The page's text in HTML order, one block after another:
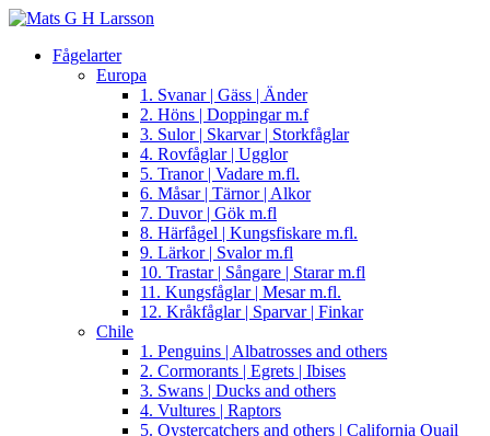
Fågelarter
Europa
1. Svanar | Gäss | Änder
2. Höns | Doppingar m.f
3. Sulor | Skarvar | Storkfåglar
4. Rovfåglar | Ugglor
5. Tranor | Vadare m.fl.
6. Måsar | Tärnor | Alkor
7. Duvor | Gök m.fl
8. Härfågel | Kungsfiskare m.fl.
9. Lärkor | Svalor m.fl
10. Trastar | Sångare | Starar m.fl
11. Kungsfåglar | Mesar m.fl.
12. Kråkfåglar | Sparvar | Finkar
Chile
1. Penguins | Albatrosses and others
2. Cormorants | Egrets | Ibises
3. Swans | Ducks and others
4. Vultures | Raptors
5. Oystercatchers and others | California Quail